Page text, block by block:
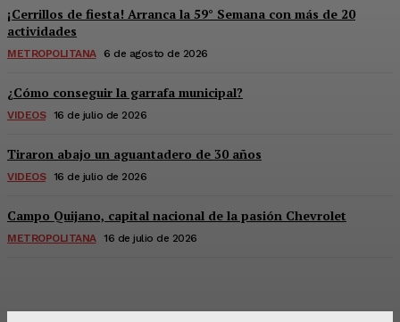
¡Cerrillos de fiesta! Arranca la 59° Semana con más de 20
actividades
METROPOLITANA 6 de agosto de 2026
¿Cómo conseguir la garrafa municipal?
VIDEOS 16 de julio de 2026
Tiraron abajo un aguantadero de 30 años
VIDEOS 16 de julio de 2026
Campo Quijano, capital nacional de la pasión Chevrolet
METROPOLITANA 16 de julio de 2026